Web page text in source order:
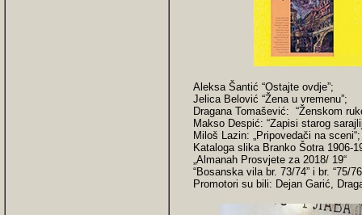
Aleksa Šantić “Ostajte ovdje”;
Jelica Belović “Žena u vremenu”;
Dragana Tomašević: “Ženskom
Makso Despić: “Zapisi starog
Miloš Lazin: „Pripovedači na sceni“;
Kataloga slika Branko Šotra 1906-
„Almanah Prosvjete za 2018/ 19“
“Bosanska vila br. 73/74” i br. “75/
Promotori su bili: Dejan Garić,